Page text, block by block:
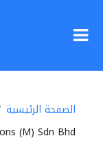
الصفحة الرئيسية
(M) Sdn Bhd